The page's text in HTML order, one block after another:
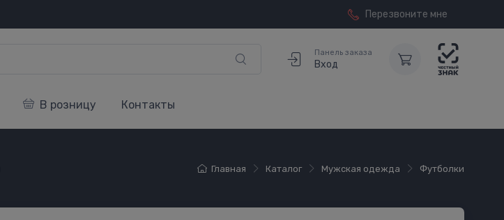
Перезвоните мне
Панель заказа
Вход
В розницу Контакты
Главная Каталог Мужская одежда Футболки